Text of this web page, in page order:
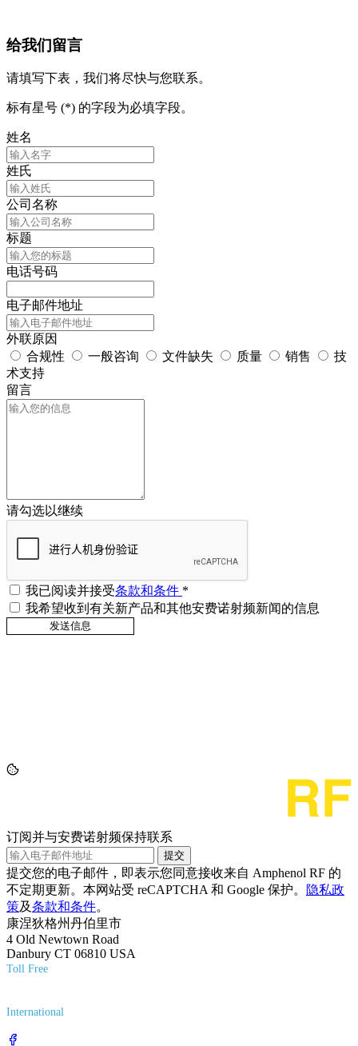
给我们留言
请填写下表，我们将尽快与您联系。
标有星号 (*) 的字段为必填字段。
姓名
姓氏
公司名称
标题
电话号码
电子邮件地址
外联原因
合规性
一般咨询 文件缺失 质量 销售
技
术支持
留言
请勾选以继续
我已阅读并接受条款和条件 *
我希望收到有关新产品和其他安费诺射频新闻的信息
订阅并与安费诺射频保持联系
提交
提交您的电子邮件，即表示您同意接收来自 Amphenol RF 的
不定期更新。本网站受 reCAPTCHA 和 Google 保护。
隐私政
策及条款和条件。
康涅狄格州丹伯里市
4 Old Newtown Road
Danbury CT 06810 USA
Toll Free
International